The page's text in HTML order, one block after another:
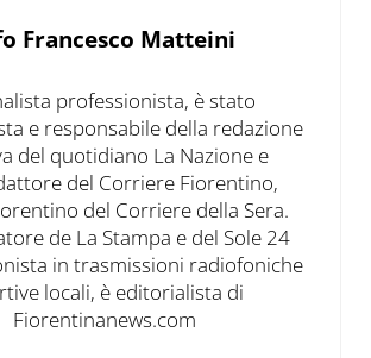
Francesco Matteini
professionista, è stato
e responsabile della redazione
del quotidiano La Nazione e
del Corriere Fiorentino,
del Corriere della Sera.
de La Stampa e del Sole 24
in trasmissioni radiofoniche
locali, è editorialista di
Fiorentinanews.com